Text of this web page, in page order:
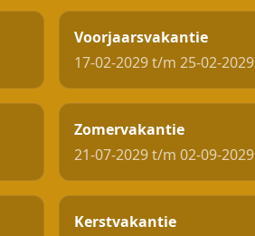
Voorjaarsvakantie
17-02-2029 t/m 25-02-2029
Zomervakantie
21-07-2029 t/m 02-09-2029
Kerstvakantie